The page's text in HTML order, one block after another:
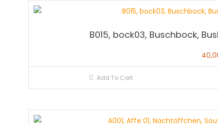
B015, bock03, Buschbock,
Add To Cart